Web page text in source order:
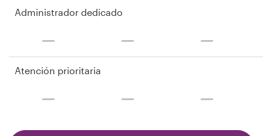
Administrador dedicado
Atención prioritaria